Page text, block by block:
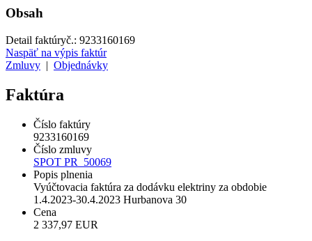
Obsah
Detail faktúryč.: 9233160169
Naspäť na výpis faktúr
Zmluvy | Objednávky
Faktúra
Číslo faktúry
9233160169
Číslo zmluvy
SPOT PR_50069
Popis plnenia
Vyúčtovacia faktúra za dodávku elektriny za obdobie
1.4.2023-30.4.2023 Hurbanova 30
Cena
2 337,97 EUR